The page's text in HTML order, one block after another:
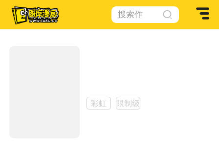
搜索作
品
彩虹 限制级